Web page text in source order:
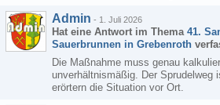
Admin - 1. Juli 2026
Hat eine Antwort im Thema 41.
Sauerbrunnen in Grebenroth
Die Maßnahme muss genau
unverhältnismäßig. Der Sprudelweg
erörtern die Situation vor Ort.